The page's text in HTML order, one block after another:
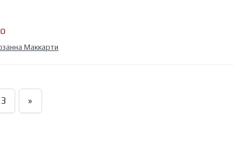
Маккарти
3 »